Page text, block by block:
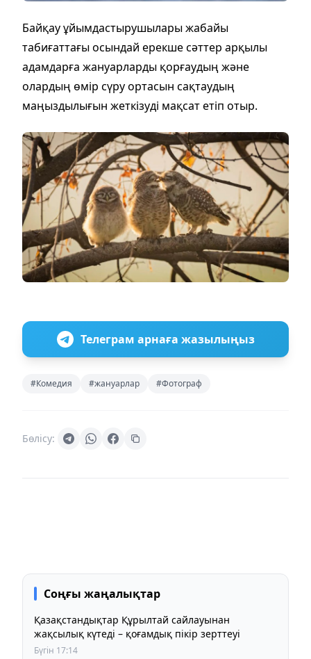
Байқау ұйымдастырушылары жабайы
табиғаттағы осындай ерекше сәттер арқылы
адамдарға жануарларды қорғаудың және
олардың өмір сүру ортасын сақтаудың
маңыздылығын жеткізуді мақсат етіп отыр.
Телеграм арнаға жазылыңыз
#Комедия #жануарлар #Фотограф
Бөлісу:
Соңғы жаңалықтар
Қазақстандықтар Құрылтай сайлауынан
жақсылық күтеді – қоғамдық пікір зерттеуі
Бүгін 17:14